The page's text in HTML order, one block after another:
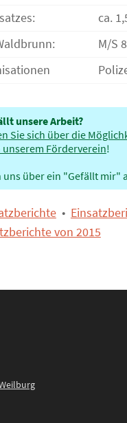
ca.
M/S
unsere Arbeit?
Sie sich über die
Förderverein!
uns über ein "Gefällt mir"
•
von 2015